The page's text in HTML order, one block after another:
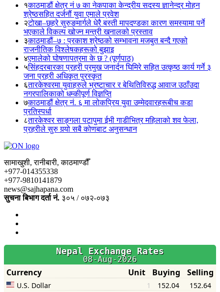
१काठमाडौं क्षेत्र नं ७ का नेकपाका केन्द्रीय सदस्य ज्ञानेन्द्र मोहन
श्रेष्ठसहित दर्जनौं युवा एमाले प्रवेश
२टोखा–छहरे सुरुङमार्गले धेरै बस्ती मापदण्डका कारण समस्यामा पर्ने
भएकाले विकल्प खोज्न मन्त्री खनालको प्रस्ताव
३काठमाडौं–७ : प्रकाश श्रेष्ठको सम्भावना मजबुत बन्दै गएको
राजनीतिक विश्लेषकहरूको बुझाइ
४एमालेको घोषणापत्रमा के छ ? (पूर्णपाठ)
५सिंहदरबारका प्रहरी प्रमुख जनार्दन घिमिरे सहित उत्कृष्ठ कार्य गर्ने ३
जना प्रहरी अधिकृत पुरस्कृत
६तारकेश्वरमा युवाहरुले भ्रष्टाचार र बेथितिविरुद्ध आवाज उठाँउदा
नगरपालिकाको धम्कीपूर्ण विज्ञप्ति
७काठमाडौं क्षेत्र नं. ६ मा लोकप्रिय युवा उम्मेदवारहरूबीच कडा
प्रतिस्पर्धा
८तारकेश्वर साङ्गला पटापुमा ईभी गाडीभित्र महिलाको शव फेला,
प्रहरीले सुरु गर्‍यो सबै कोणबाट अनुसन्धान
सामाखुशी, रानीबारी, काठमाण्डौँ
+977-014355338
+977-9810141879
news@sajhapana.com
सुचना बिभाग दर्ता नं. ३०५ / ०७२-०७३